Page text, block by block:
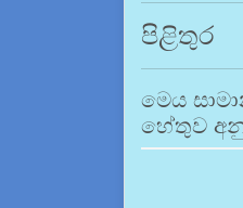
පිළිතුර
මෙය
හේතුව